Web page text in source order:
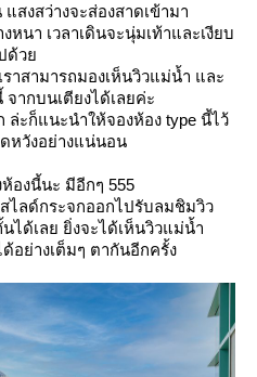
สงสว่างจะส่องสาดเข้ามา
นา เวลาเดินจะนุ่มเท้าและเงียบ
ด้ว
าสามารถมองเห็นวิวแม่น้ำ และ
ากบนเตียงได้เลยค่ะ
ะก็แนะนำให้จองห้อง type นี้ไว้
หวังอย่างแน่นอน
องนี้นะ มีอีกๆ 555
สไลด์กระจกออกไปรับลมชิมวิว
ด้เลย ยิ่งจะได้เห็นวิวแม่น้ำ
อย่างเต็มๆ ตากันอีกครั้ง